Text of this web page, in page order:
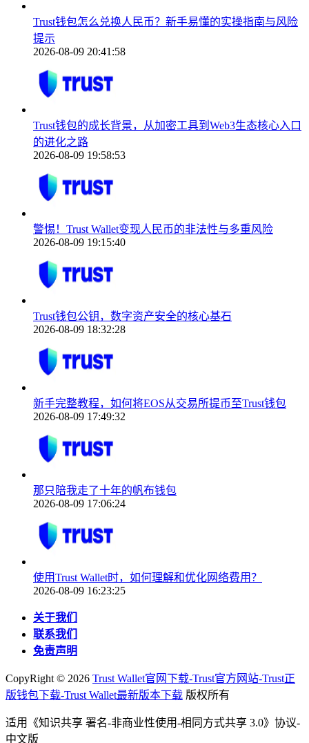
Trust钱包怎么兑换人民币？新手易懂的实操指南与风险
提示
2026-08-09 20:41:58
Trust钱包的成长背景，从加密工具到Web3生态核心入口
的进化之路
2026-08-09 19:58:53
警惕！Trust Wallet变现人民币的非法性与多重风险
2026-08-09 19:15:40
Trust钱包公钥，数字资产安全的核心基石
2026-08-09 18:32:28
新手完整教程，如何将EOS从交易所提币至Trust钱包
2026-08-09 17:49:32
那只陪我走了十年的帆布钱包
2026-08-09 17:06:24
使用Trust Wallet时，如何理解和优化网络费用？
2026-08-09 16:23:25
关于我们
联系我们
免责声明
CopyRight © 2026 Trust Wallet官网下载-Trust官方网站-Trust正
版钱包下载-Trust Wallet最新版本下载 版权所有
适用《知识共享 署名-非商业性使用-相同方式共享 3.0》协议-
中文版